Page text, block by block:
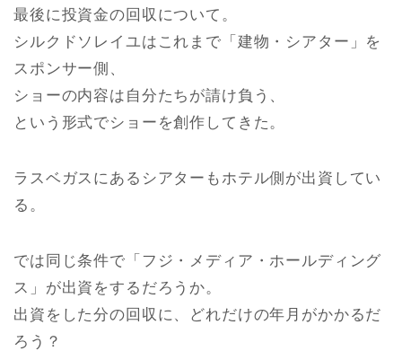
最後に投資金の回収について。
シルクドソレイユはこれまで「建物・シアター」を
スポンサー側、
ショーの内容は自分たちが請け負う、
という形式でショーを創作してきた。
ラスベガスにあるシアターもホテル側が出資してい
る。
では同じ条件で「フジ・メディア・ホールディング
ス」が出資をするだろうか。
出資をした分の回収に、どれだけの年月がかかるだ
ろう？